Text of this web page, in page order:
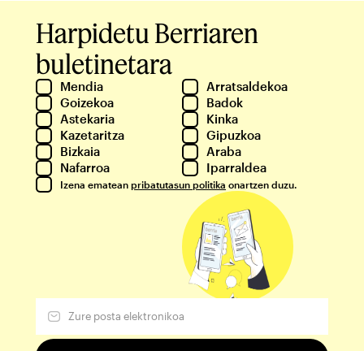
Harpidetu Berriaren
buletinetara
Mendia
Arratsaldekoa
Goizekoa
Badok
Astekaria
Kinka
Kazetaritza
Gipuzkoa
Bizkaia
Araba
Nafarroa
Iparraldea
Izena ematean pribatutasun politika onartzen duzu.